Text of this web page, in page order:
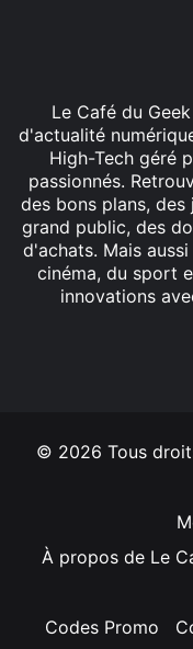
Le Café du
d'actualité
High-Tech géré
passionnés.
des bons plans,
grand public, des
d'achats. Mais
cinéma, du sport
innovations
© 2026 Tous
À propos de Le
Codes Promo